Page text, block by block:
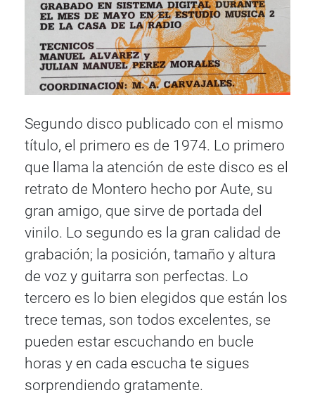
Segundo disco publicado con el mismo
título, el primero es de 1974. Lo primero
que llama la atención de este disco es el
retrato de Montero hecho por Aute, su
gran amigo, que sirve de portada del
vinilo. Lo segundo es la gran calidad de
grabación; la posición, tamaño y altura
de voz y guitarra son perfectas. Lo
tercero es lo bien elegidos que están los
trece temas, son todos excelentes, se
pueden estar escuchando en bucle
horas y en cada escucha te sigues
sorprendiendo gratamente.